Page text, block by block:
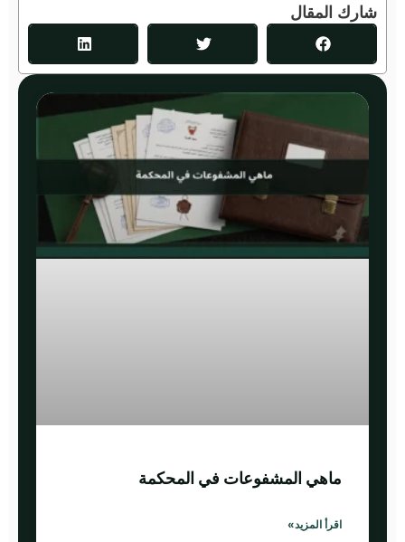
شارك المقال
ماهي المشفوعات في المحكمة
اقرأ المزيد»